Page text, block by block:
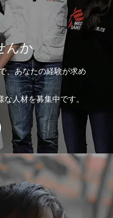
んか
、あなたの経験が求め
人材を募集中です。